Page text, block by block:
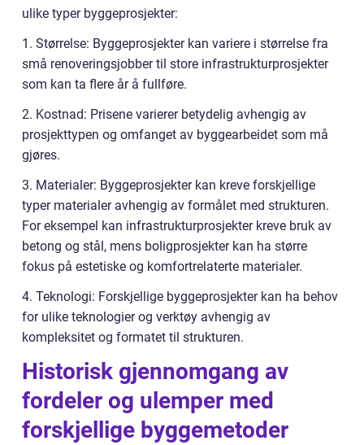
ulike typer byggeprosjekter:
1. Størrelse: Byggeprosjekter kan variere i størrelse fra
små renoveringsjobber til store infrastrukturprosjekter
som kan ta flere år å fullføre.
2. Kostnad: Prisene varierer betydelig avhengig av
prosjekttypen og omfanget av byggearbeidet som må
gjøres.
3. Materialer: Byggeprosjekter kan kreve forskjellige
typer materialer avhengig av formålet med strukturen.
For eksempel kan infrastrukturprosjekter kreve bruk av
betong og stål, mens boligprosjekter kan ha større
fokus på estetiske og komfortrelaterte materialer.
4. Teknologi: Forskjellige byggeprosjekter kan ha behov
for ulike teknologier og verktøy avhengig av
kompleksitet og formatet til strukturen.
Historisk gjennomgang av
fordeler og ulemper med
forskjellige byggemetoder